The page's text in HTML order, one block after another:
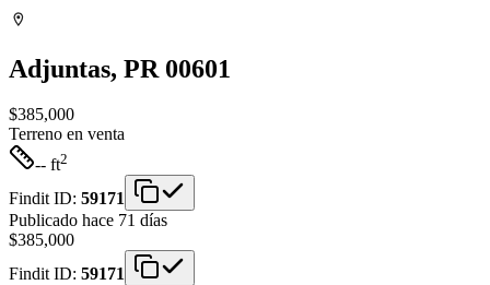
Adjuntas, PR 00601
$385,000
Terreno en venta
-- ft2
Findit ID: 59171
Publicado hace 71 días
$385,000
Findit ID: 59171